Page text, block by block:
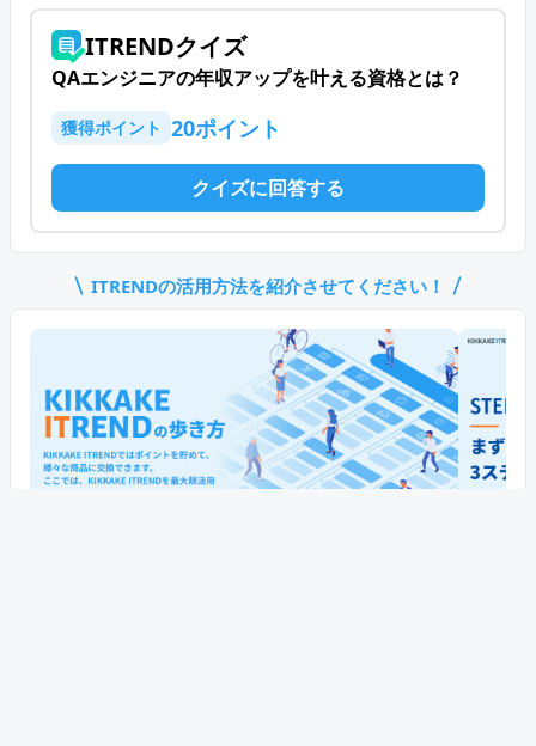
ITRENDクイズ
QAエンジニアの年収アップを叶える資格とは？
獲得ポイント 20ポイント
クイズに回答する
ITRENDの活用方法を紹介させてください！